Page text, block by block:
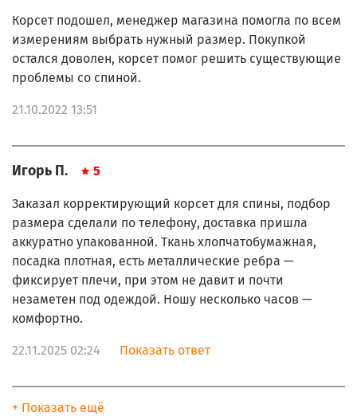
Корсет подошел, менеджер магазина помогла по всем
измерениям выбрать нужный размер. Покупкой
остался доволен, корсет помог решить существующие
проблемы со спиной.
21.10.2022 13:51
Игорь П. 5
Заказал корректирующий корсет для спины, подбор
размера сделали по телефону, доставка пришла
аккуратно упакованной. Ткань хлопчатобумажная,
посадка плотная, есть металлические ребра —
фиксирует плечи, при этом не давит и почти
незаметен под одеждой. Ношу несколько часов —
комфортно.
22.11.2025 02:24 Показать ответ
+ Показать ещё